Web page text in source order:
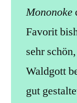
Mononoke
Favorit
sehr
Waldgott
gut